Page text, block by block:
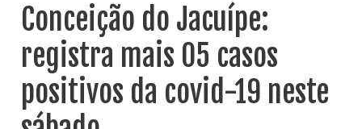
Conceição do Jacuípe:
registra mais 05 casos
positivos da covid-19 neste